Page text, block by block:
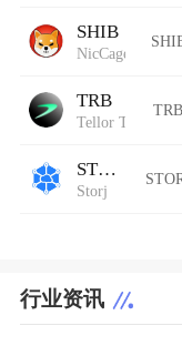
SHIB
TRB
Tellor Tributes
STORJ
Storj
行业资讯